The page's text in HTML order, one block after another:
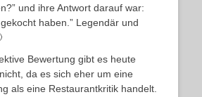
und ihre Antwort darauf war:
gekocht haben.” Legendär und
Bewertung gibt es heute
da es sich eher um eine
als eine Restaurantkritik handelt.